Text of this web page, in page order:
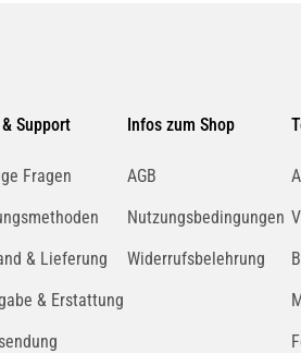
Support
Fragen
& Lieferung
& Erstattung
Infos zum Shop
AGB
Nutzungsbedingungen
Widerrufsbelehrung